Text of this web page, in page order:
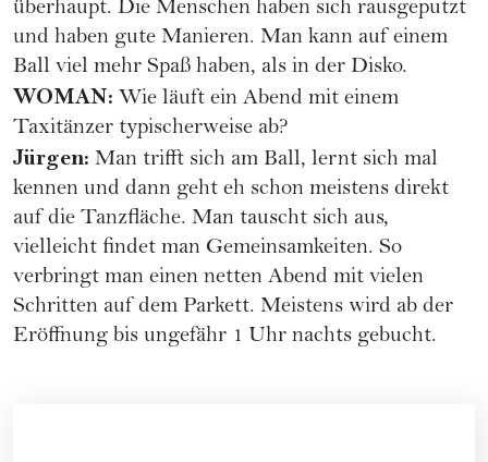
überhaupt. Die Menschen haben sich rausgeputzt
und haben gute Manieren. Man kann auf einem
Ball viel mehr Spaß haben, als in der Disko.
WOMAN: Wie läuft ein Abend mit einem
Taxitänzer typischerweise ab?
Jürgen: Man trifft sich am Ball, lernt sich mal
kennen und dann geht eh schon meistens direkt
auf die Tanzfläche. Man tauscht sich aus,
vielleicht findet man Gemeinsamkeiten. So
verbringt man einen netten Abend mit vielen
Schritten auf dem Parkett. Meistens wird ab der
Eröffnung bis ungefähr 1 Uhr nachts gebucht.